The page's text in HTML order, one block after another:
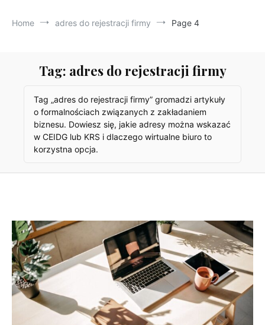
Home adres do rejestracji firmy Page 4
Tag: adres do rejestracji firmy
Tag „adres do rejestracji firmy” gromadzi artykuły
o formalnościach związanych z zakładaniem
biznesu. Dowiesz się, jakie adresy można wskazać
w CEIDG lub KRS i dlaczego wirtualne biuro to
korzystna opcja.